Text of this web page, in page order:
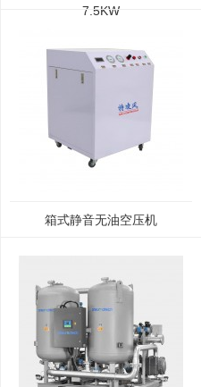
7.5KW
箱式静音无油空压机